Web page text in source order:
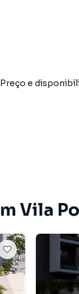
e
além de
outras regiões
mais
com
Vila